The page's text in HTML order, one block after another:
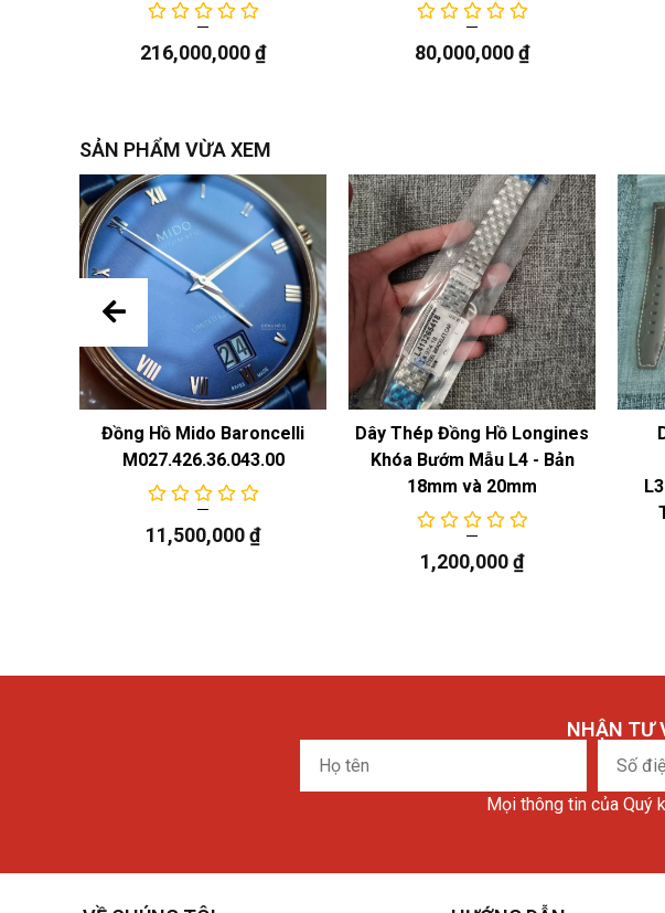
216,000,000₫ 80,000,000₫
SẢN PHẨM VỪA XEM
Đồng Hồ Mido Baroncelli
M027.426.36.043.00
11,500,000₫
Dây Thép Đồng Hồ Longines
Khóa Bướm Mẫu L4 - Bản
18mm và 20mm
1,200,000₫
NHẬN TƯ
Họ
tên
Số
điện
Mọi thông tin của Quý